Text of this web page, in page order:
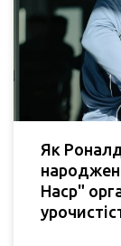
Як
Наср"